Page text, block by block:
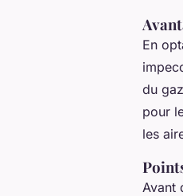
En
du
pour
les
Avant